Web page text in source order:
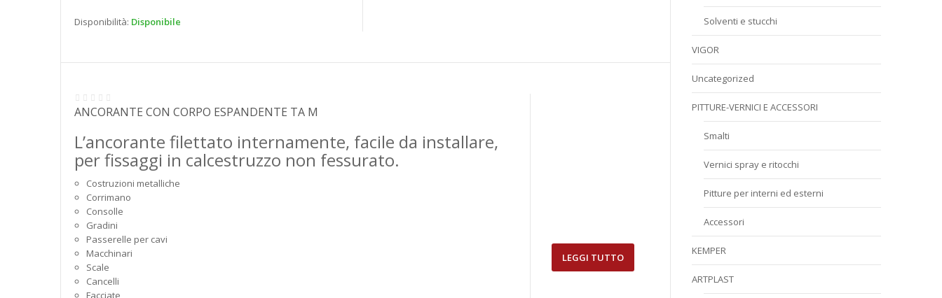
Disponibilità: Disponibile
ANCORANTE CON CORPO ESPANDENTE TA M
L’ancorante filettato internamente, facile da installare,
per fissaggi in calcestruzzo non fessurato.
Costruzioni metalliche
Corrimano
Consolle
Gradini
Passerelle per cavi
Macchinari
Scale
Cancelli
Facciate
LEGGI TUTTO
Solventi e stucchi
VIGOR
Uncategorized
PITTURE-VERNICI E ACCESSORI
Smalti
Vernici spray e ritocchi
Pitture per interni ed esterni
Accessori
KEMPER
ARTPLAST